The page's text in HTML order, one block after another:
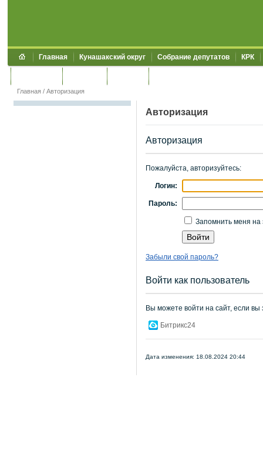
Главная Кунашакский округ Собрание депутатов КРК
Главная / Авторизация
Авторизация
Авторизация
Пожалуйста, авторизуйтесь:
Логин:
Пароль:
Запомнить меня на
Забыли свой пароль?
Войти как пользователь
Вы можете войти на сайт, если вы
Битрикс24
Дата изменения: 18.08.2024 20:44